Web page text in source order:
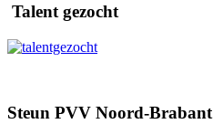
Talent gezocht
Steun PVV Noord-Brabant